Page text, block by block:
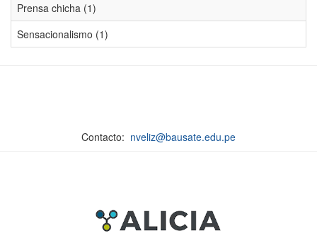
Prensa chicha (1)
Sensacionalismo (1)
Contacto: nveliz@bausate.edu.pe